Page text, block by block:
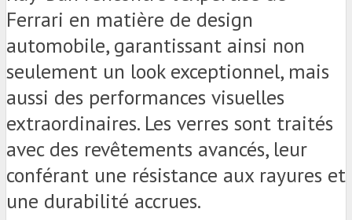
Ferrari en matière de design
automobile, garantissant ainsi non
seulement un look exceptionnel, mais
aussi des performances visuelles
extraordinaires. Les verres sont traités
avec des revêtements avancés, leur
conférant une résistance aux rayures et
une durabilité accrues.